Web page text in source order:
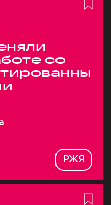
со
РЖЯ